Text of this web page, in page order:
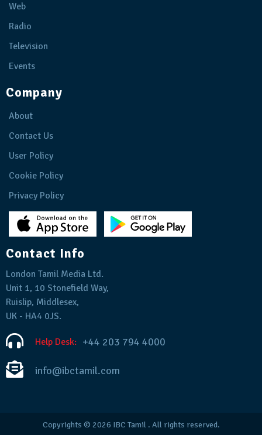
Web
Radio
Television
Events
Company
About
Contact Us
User Policy
Cookie Policy
Privacy Policy
Contact Info
London Tamil Media Ltd.
Unit 1, 10 Stonefield Way,
Ruislip, Middlesex,
UK - HA4 0JS.
Help Desk: +44 203 794 4000
info@ibctamil.com
Copyrights © 2026 IBC Tamil. All rights reserved.